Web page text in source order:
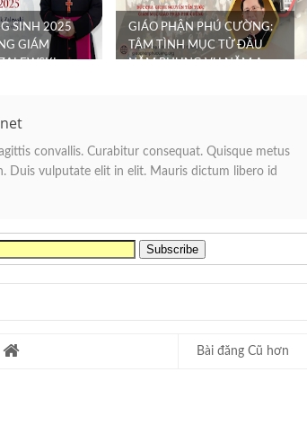
SINH 2025
GIÁM
-
GIÁO PHẬN PHÚ CƯỜNG:
TÂM TÌNH MỤC TỬ ĐẦU
NĂM PHỤNG VỤ NĂM A
convallis. Curabitur consequat. Quisque metus
Duis vulputate elit in elit. Mauris dictum libero id
Bài đăng Cũ hơn